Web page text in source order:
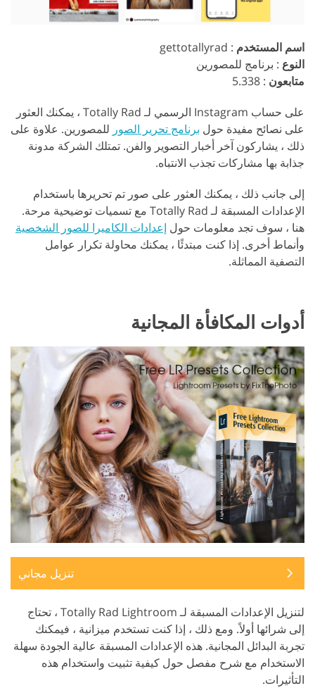
اسم المستخدم : gettotallyrad
النوع : برنامج للمصورين
متابعون : 5.338
على حساب Instagram الرسمي لـ Totally Rad ، يمكنك العثور
على نصائح مفيدة حول برنامج تحرير الصور للمصورين. علاوة على
ذلك ، يشاركون آخر أخبار التصوير والفن. تمتلك الشركة مدونة
جذابة بها مشاركات تجذب الانتباه.
إلى جانب ذلك ، يمكنك العثور على صور تم تحريرها باستخدام
الإعدادات المسبقة لـ Totally Rad مع تسميات توضيحية مرحة.
هنا ، سوف تجد معلومات حول إعدادات الكاميرا للصور الشخصية
وأنماط أخرى. إذا كنت مبتدئًا ، يمكنك محاولة تكرار عوامل
التصفية المماثلة.
أدوات المكافأة المجانية
تنزيل مجاني
لتنزيل الإعدادات المسبقة لـ Totally Rad Lightroom ، تحتاج
إلى شرائها أولاً. ومع ذلك ، إذا كنت تستخدم ميزانية ، فيمكنك
تجربة البدائل المجانية. هذه الإعدادات المسبقة عالية الجودة سهلة
الاستخدام مع شرح مفصل حول كيفية تثبيت واستخدام هذه
التأثيرات.